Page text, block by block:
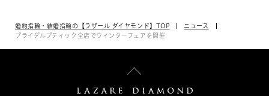
婚約指輪・結婚指輪の【ラザール ダイヤモンド】TOP
ニュース
ブライダルブティック全店でウィンターフェアを開催